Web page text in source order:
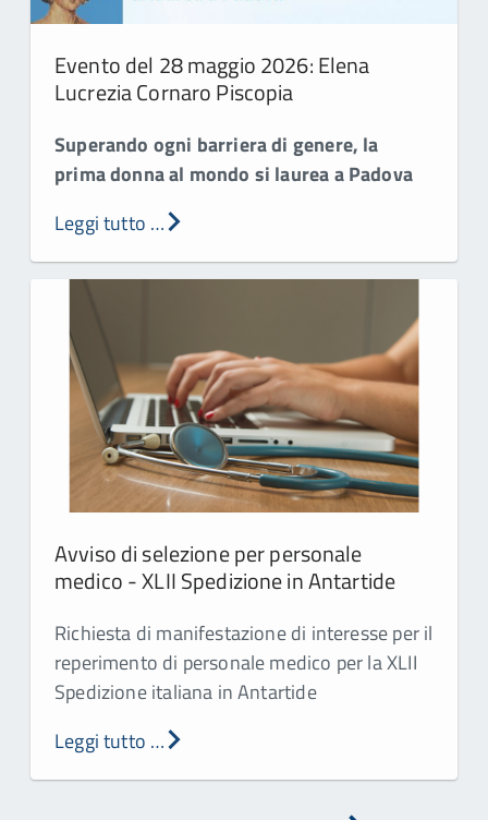
Evento del 28 maggio 2026: Elena
Lucrezia Cornaro Piscopia
Superando ogni barriera di genere, la
prima donna al mondo si laurea a Padova
Leggi tutto …
Avviso di selezione per personale
medico - XLII Spedizione in Antartide
Richiesta di manifestazione di interesse per il
reperimento di personale medico per la XLII
Spedizione italiana in Antartide
Leggi tutto …